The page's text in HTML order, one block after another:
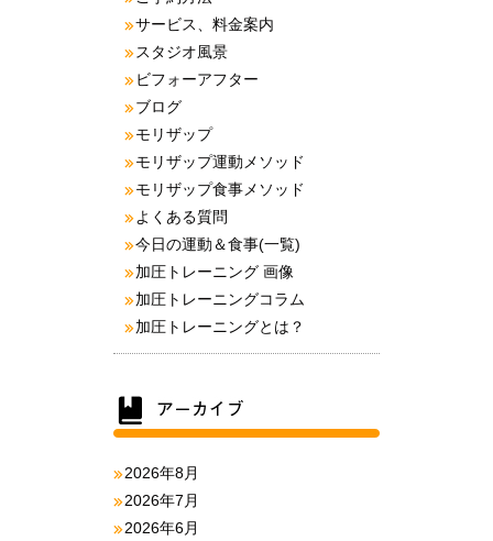
サービス、料金案内
スタジオ風景
ビフォーアフター
ブログ
モリザップ
モリザップ運動メソッド
モリザップ食事メソッド
よくある質問
今日の運動＆食事(一覧)
加圧トレーニング 画像
加圧トレーニングコラム
加圧トレーニングとは？
2026年8月
2026年7月
2026年6月